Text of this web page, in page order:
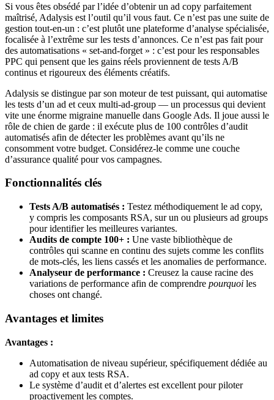
Si vous êtes obsédé par l’idée d’obtenir un ad copy parfaitement
maîtrisé, Adalysis est l’outil qu’il vous faut. Ce n’est pas une suite de
gestion tout-en-un : c’est plutôt une plateforme d’analyse spécialisée,
focalisée à l’extrême sur les tests d’annonces. Ce n’est pas fait pour
des automatisations « set-and-forget » : c’est pour les responsables
PPC qui pensent que les gains réels proviennent de tests A/B
continus et rigoureux des éléments créatifs.
Adalysis se distingue par son moteur de test puissant, qui automatise
les tests d’un ad et ceux multi-ad-group — un processus qui devient
vite une énorme migraine manuelle dans Google Ads. Il joue aussi le
rôle de chien de garde : il exécute plus de 100 contrôles d’audit
automatisés afin de détecter les problèmes avant qu’ils ne
consomment votre budget. Considérez-le comme une couche
d’assurance qualité pour vos campagnes.
Fonctionnalités clés
Tests A/B automatisés : Testez méthodiquement le ad copy,
y compris les composants RSA, sur un ou plusieurs ad groups
pour identifier les meilleures variantes.
Audits de compte 100+ : Une vaste bibliothèque de
contrôles qui scanne en continu des sujets comme les conflits
de mots-clés, les liens cassés et les anomalies de performance.
Analyseur de performance : Creusez la cause racine des
variations de performance afin de comprendre pourquoi les
choses ont changé.
Avantages et limites
Avantages :
Automatisation de niveau supérieur, spécifiquement dédiée au
ad copy et aux tests RSA.
Le système d’audit et d’alertes est excellent pour piloter
proactivement les comptes.